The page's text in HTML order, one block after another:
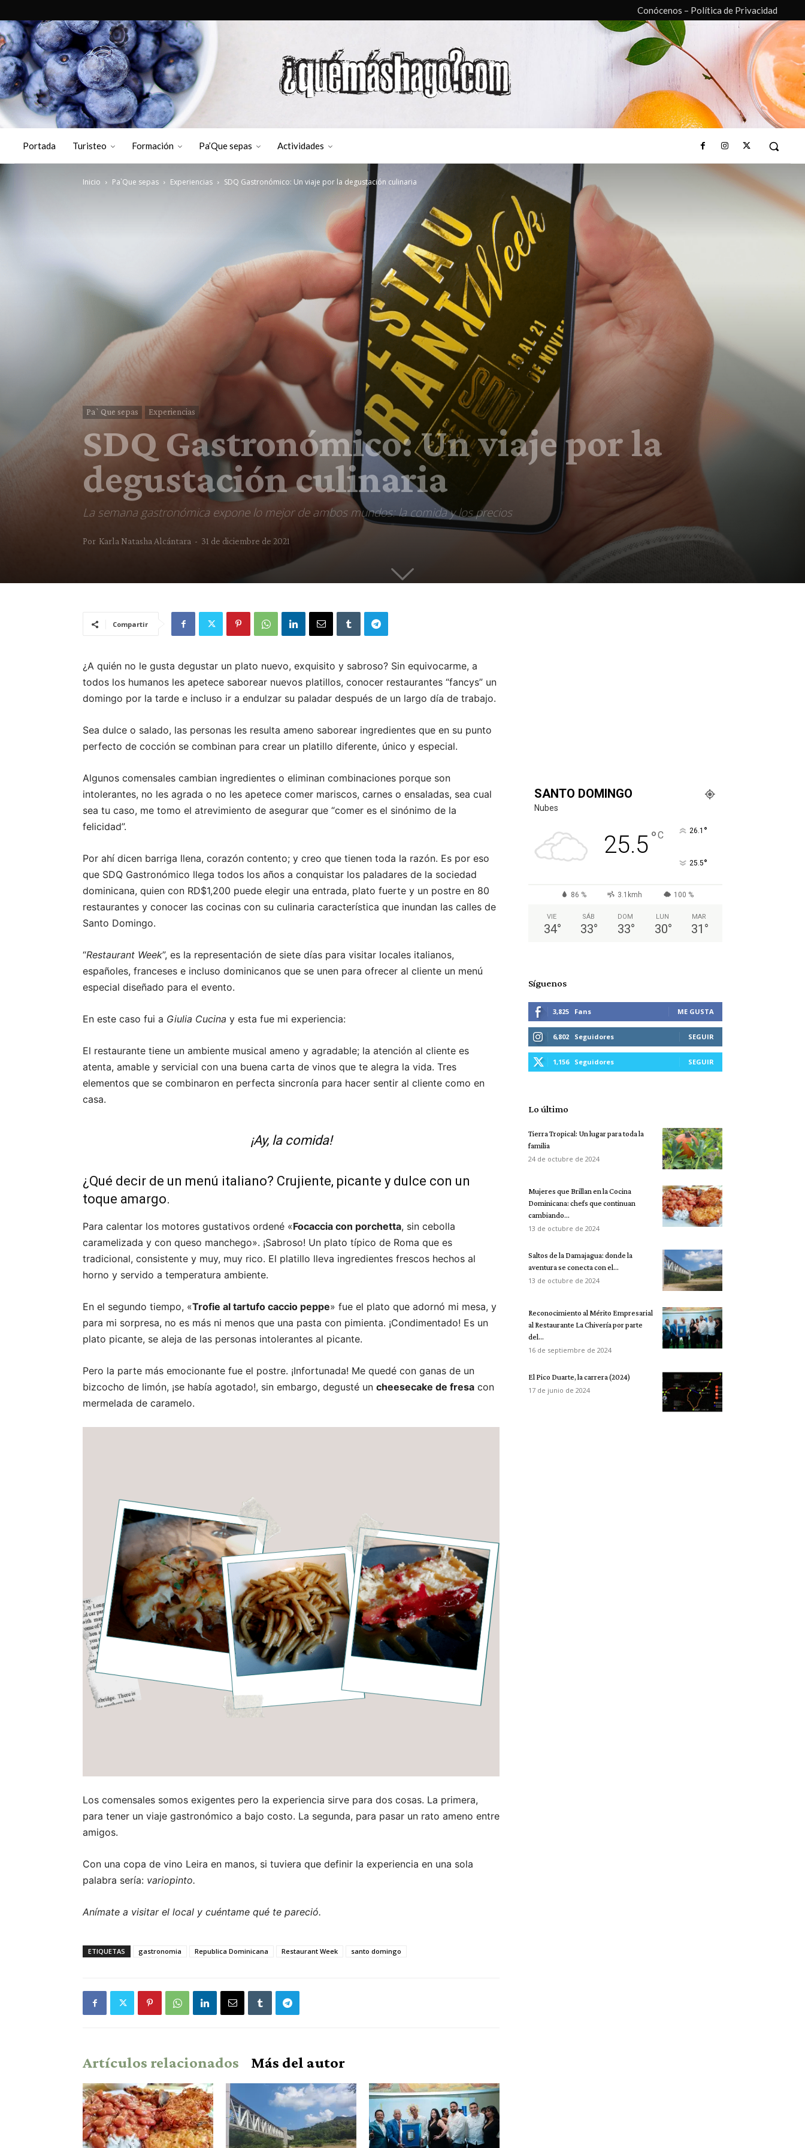
Conócenos – Política de Privacidad
Portada Turisteo Formación Pa’Que sepas Actividades
Inicio Pa`Que sepas Experiencias SDQ Gastronómico: Un viaje por la degustación culinaria
Pa`Que sepas Experiencias
SDQ Gastronómico: Un viaje por la
degustación culinaria
La semana gastronómica expone lo mejor de ambos mundos: la comida y los precios
Por Karla Natasha Alcántara - 31 de diciembre de 2021
Compartir
¿A quién no le gusta degustar un plato nuevo, exquisito y sabroso? Sin equivocarme, a
todos los humanos les apetece saborear nuevos platillos, conocer restaurantes “fancys” un
domingo por la tarde e incluso ir a endulzar su paladar después de un largo día de trabajo.
Sea dulce o salado, las personas les resulta ameno saborear ingredientes que en su punto
perfecto de cocción se combinan para crear un platillo diferente, único y especial.
Algunos comensales cambian ingredientes o eliminan combinaciones porque son
intolerantes, no les agrada o no les apetece comer mariscos, carnes o ensaladas, sea cual
sea tu caso, me tomo el atrevimiento de asegurar que “comer es el sinónimo de la
felicidad”.
Por ahí dicen barriga llena, corazón contento; y creo que tienen toda la razón. Es por eso
que SDQ Gastronómico llega todos los años a conquistar los paladares de la sociedad
dominicana, quien con RD$1,200 puede elegir una entrada, plato fuerte y un postre en 80
restaurantes y conocer las cocinas con su culinaria característica que inundan las calles de
Santo Domingo.
“Restaurant Week”, es la representación de siete días para visitar locales italianos,
españoles, franceses e incluso dominicanos que se unen para ofrecer al cliente un menú
especial diseñado para el evento.
En este caso fui a Giulia Cucina y esta fue mi experiencia:
El restaurante tiene un ambiente musical ameno y agradable; la atención al cliente es
atenta, amable y servicial con una buena carta de vinos que te alegra la vida. Tres
elementos que se combinaron en perfecta sincronía para hacer sentir al cliente como en
casa.
¡Ay, la comida!
¿Qué decir de un menú italiano? Crujiente, picante y dulce con un
toque amargo.
Para calentar los motores gustativos ordené «Focaccia con porchetta, sin cebolla
caramelizada y con queso manchego». ¡Sabroso! Un plato típico de Roma que es
tradicional, consistente y muy, muy rico. El platillo lleva ingredientes frescos hechos al
horno y servido a temperatura ambiente.
En el segundo tiempo, «Trofie al tartufo caccio peppe» fue el plato que adornó mi mesa, y
para mi sorpresa, no es más ni menos que una pasta con pimienta. ¡Condimentado! Es un
plato picante, se aleja de las personas intolerantes al picante.
Pero la parte más emocionante fue el postre. ¡Infortunada! Me quedé con ganas de un
bizcocho de limón, ¡se había agotado!, sin embargo, degusté un cheesecake de fresa con
mermelada de caramelo.
Los comensales somos exigentes pero la experiencia sirve para dos cosas. La primera,
para tener un viaje gastronómico a bajo costo. La segunda, para pasar un rato ameno entre
amigos.
Con una copa de vino Leira en manos, si tuviera que definir la experiencia en una sola
palabra sería: variopinto.
Anímate a visitar el local y cuéntame qué te pareció.
ETIQUETAS gastronomia Republica Dominicana Restaurant Week santo domingo
Artículos relacionados Más del autor
SANTO DOMINGO
Nubes
25.5°C 26.1 °
25.5°
86 % 3.1kmh 100 %
VIE
34°
SÁB
33°
DOM
33°
LUN
30°
MAR
31 °
Síguenos
3,825 Fans ME GUSTA
6,802 Seguidores SEGUIR
1,156 Seguidores SEGUIR
Lo último
Tierra Tropical: Un lugar para toda la
familia
24 de octubre de 2024
Mujeres que Brillan en la Cocina
Dominicana: chefs que continuan
cambiando...
13 de octubre de 2024
Saltos de la Damajagua: donde la
aventura se conecta con el...
13 de octubre de 2024
Reconocimiento al Mérito Empresarial
al Restaurante La Chivería por parte
del...
16 de septiembre de 2024
El Pico Duarte, la carrera (2024)
17 de junio de 2024